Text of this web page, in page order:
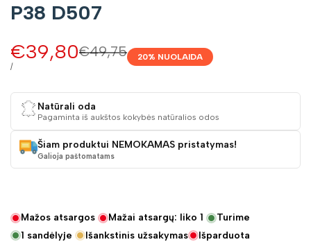
P38 D507
Įprasta
€49,75
Pardavimo
kaina
€39,80
VIENETO
/
20% NUOLAIDA
Natūrali oda
Pagaminta iš aukštos kokybės natūralios odos
Šiam produktui NEMOKAMAS pristatymas!
Galioja paštomatams
Mažos atsargos Mažai atsargų: liko 1
Turime
1 sandėlyje Išankstinis užsakymas Išparduota